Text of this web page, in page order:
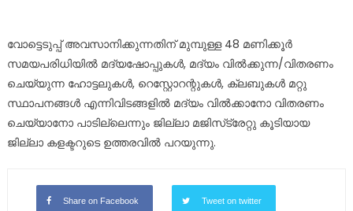
വോട്ടെടുപ്പ് അവസാനിക്കുന്നതിന് മുമ്പുള്ള 48 മണിക്കൂർ
സമയപരിധിയിൽ മദ്യഷോപ്പുകൾ, മദ്യം വിൽക്കുന്ന/വിതരണം
ചെയ്യുന്ന ഹോട്ടലുകൾ, റെസ്റ്റോറന്റുകൾ, ക്ലബുകൾ മറ്റു
സ്ഥാപനങ്ങൾ എന്നിവിടങ്ങളിൽ മദ്യം വിൽക്കാനോ വിതരണം
ചെയ്യാനോ പാടില്ലെന്നും ജില്ലാ മജിസ്‌ട്രേറ്റു കൂടിയായ
ജില്ലാ കളക്ടറുടെ ഉത്തരവിൽ പറയുന്നു.
Share on Facebook Tweet on twitter